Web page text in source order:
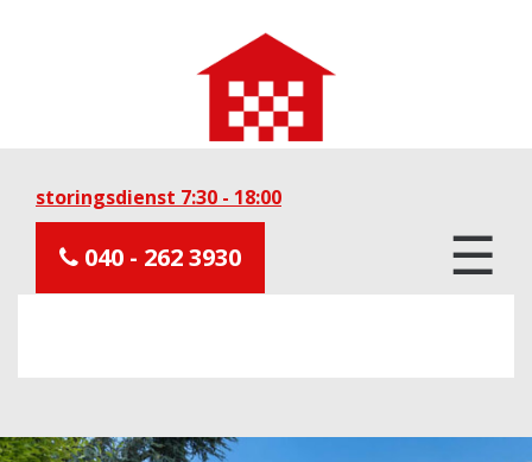
storingsdienst 7:30 - 18:00
040 - 262 3930 ☰